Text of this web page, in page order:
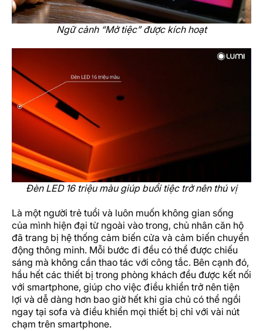
Ngữ cảnh “Mở tiệc” được kích hoạt
Đèn LED 16 triệu màu giúp buổi tiệc trở nên thú vị
Là một người trẻ tuổi và luôn muốn không gian sống
của mình hiện đại từ ngoài vào trong, chủ nhân căn hộ
đã trang bị hệ thống cảm biến cửa và cảm biến chuyển
động thông minh. Mỗi bước đi đều có thể được chiếu
sáng mà không cần thao tác với công tắc. Bên cạnh đó,
hầu hết các thiết bị trong phòng khách đều được kết nối
với smartphone, giúp cho việc điều khiển trở nên tiện
lợi và dễ dàng hơn bao giờ hết khi gia chủ có thể ngồi
ngay tại sofa và điều khiển mọi thiết bị chỉ với vài nút
chạm trên smartphone.